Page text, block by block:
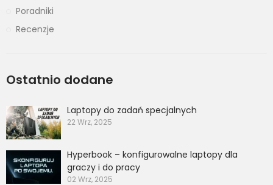
Poradniki
Recenzje
Ostatnio dodane
Laptopy do zadań specjalnych
22 Wrz, 2025
Hyperbook – konfigurowalne laptopy dla
graczy i do pracy
02 Wrz, 2025